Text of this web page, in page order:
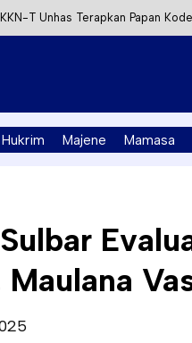
T Unhas Terapkan Papan
SPBU Tapalang
Absen, APPK Mamuju
Hukrim Majene Mamasa
Maulana